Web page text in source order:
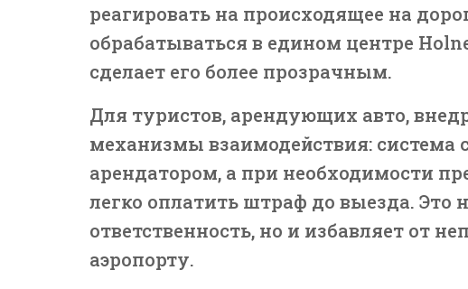
реагировать на происходящее на
обрабатываться в едином центре
сделает его более прозрачным.
Для туристов, арендующих авто,
механизмы взаимодействия: система
арендатором, а при необходимости
легко оплатить штраф до выезда. Это
ответственность, но и избавляет от
аэропорту.